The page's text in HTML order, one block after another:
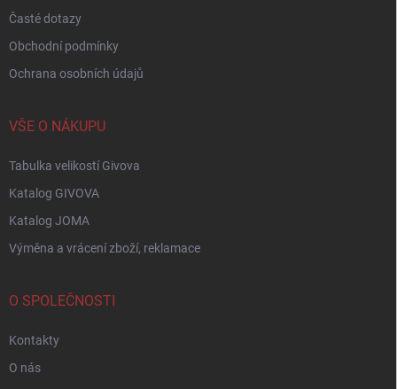
Časté dotazy
Obchodní podmínky
Ochrana osobních údajů
VŠE O NÁKUPU
Tabulka velikostí Givova
Katalog GIVOVA
Katalog JOMA
Výměna a vrácení zboží, reklamace
O SPOLEČNOSTI
Kontakty
O nás